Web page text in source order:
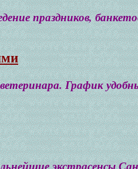
праздников,
График
экстрасенсы